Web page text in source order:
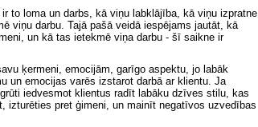
to loma un darbs, kā viņu labklājība, kā viņu izpratne
viņu darbu. Tajā pašā veidā iespējams jautāt, kā
un kā tas ietekmē viņa darbu - šī saikne ir
ķermeni, emocijām, garīgo aspektu, jo labāk
un emocijas varēs izstarot darbā ar klientu. Ja
iedvesmot klientus radīt labāku dzīves stilu, kas
izturēties pret ģimeni, un mainīt negatīvos uzvedības